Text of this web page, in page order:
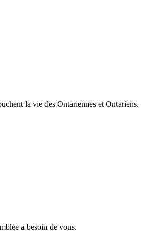
la vie des Ontariennes et Ontariens.
a besoin de vous.